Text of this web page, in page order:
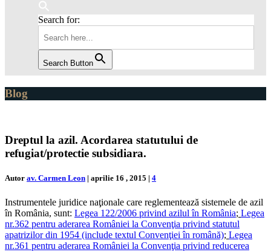
Search for:
Search Button
Blog
Dreptul la azil. Acordarea statutului de
refugiat/protectie subsidiara.
Autor av. Carmen Leon | aprilie 16 , 2015 | 4
Instrumentele juridice naţionale care reglementează sistemele de azil
în România, sunt: Legea 122/2006 privind azilul în România; Legea
nr.362 pentru aderarea României la Convenţia privind statutul
apatrizilor din 1954 (include textul Convenţiei în română); Legea
nr.361 pentru aderarea României la Convenţia privind reducerea